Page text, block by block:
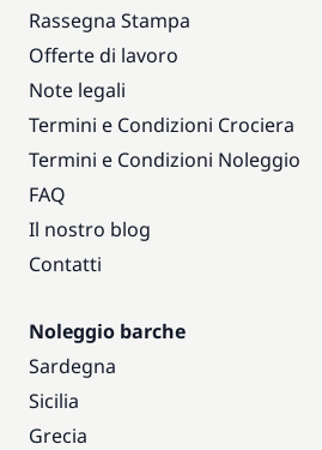
Rassegna Stampa
Offerte di lavoro
Note legali
Termini e Condizioni Crociera
Termini e Condizioni Noleggio
FAQ
Il nostro blog
Contatti
Noleggio barche
Sardegna
Sicilia
Grecia